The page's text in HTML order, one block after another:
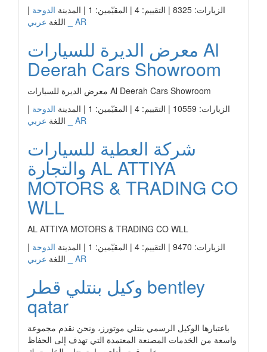
الزيارات: 8325 | التقييم: 4 | المقيّمين: 1 | المدينة الدوحة |
اللغة عربي _ AR
معرض الديرة للسيارات Al
Deerah Cars Showroom
معرض الديرة للسيارات Al Deerah Cars Showroom
الزيارات: 10559 | التقييم: 4 | المقيّمين: 1 | المدينة
الدوحة |
اللغة عربي _ AR
شركة العطية للسيارات
والتجارة AL ATTIYA
MOTORS & TRADING CO
WLL
AL ATTIYA MOTORS & TRADING CO WLL
الزيارات: 9470 | التقييم: 4 | المقيّمين: 1 | المدينة
الدوحة |
اللغة عربي _ AR
وكيل بنتلي قطر bentley
qatar
باعتبارها الوكيل الرسمي بنتلي موتورز، ونحن نقدم مجموعة
واسعة من الخدمات المصنعة المعتمدة التي تهدف إلى الحفاظ